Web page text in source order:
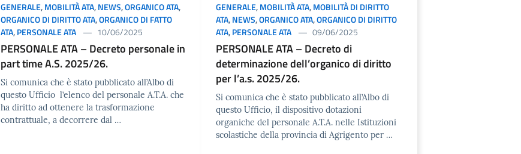
GENERALE,MOBILITÀ ATA,NEWS,ORGANICO ATA,
ORGANICO DI DIRITTO ATA,ORGANICO DI FATTO
ATA,PERSONALE ATA 10/06/2025
PERSONALE ATA – Decreto personale in
part time A.S. 2025/26.
Si comunica che è stato pubblicato all’Albo di
questo Ufficio l’elenco del personale A.T.A. che
ha diritto ad ottenere la trasformazione
contrattuale, a decorrere dal …
GENERALE,MOBILITÀ ATA,MOBILITÀ DI DIRITTO
ATA,NEWS,ORGANICO ATA,ORGANICO DI DIRITTO
ATA,PERSONALE ATA 09/06/2025
PERSONALE ATA – Decreto di
determinazione dell’organico di diritto
per l’a.s. 2025/26.
Si comunica che è stato pubblicato all’Albo di
questo Ufficio, il dispositivo dotazioni
organiche del personale A.T.A. nelle Istituzioni
scolastiche della provincia di Agrigento per …